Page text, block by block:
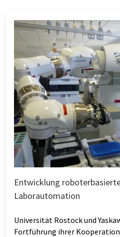
Entwicklung
Laborautomation
Universität Rostock und
Fortführung ihrer Kooperation